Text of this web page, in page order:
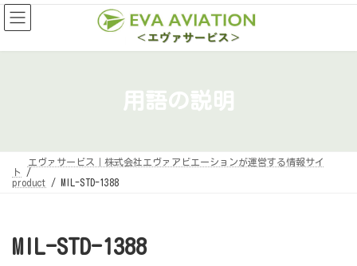
コ
ン
テ
ナ
ビ
ゲ
用語の説明
エヴァサービス｜株式会社エヴァアビエーションが運営する情報サイ
ト
product
MIL-STD-1388
MIL-STD-1388